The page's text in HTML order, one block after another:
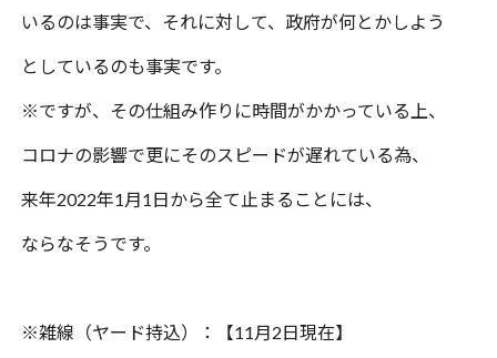
いるのは事実で、それに対して、政府が何とかしよう
としているのも事実です。
※ですが、その仕組み作りに時間がかかっている上、
コロナの影響で更にそのスピードが遅れている為、
来年2022年1 月1 日から全て止まることには、
ならなそうです。
※雑線（ヤード持込）：【11 月2日現在】